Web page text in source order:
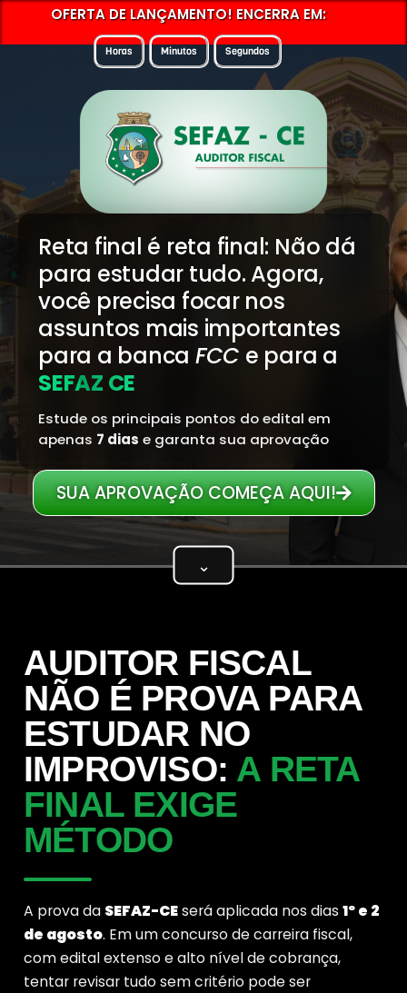
OFERTA DE LANÇAMENTO! ENCERRA EM:
Horas Minutos Segundos
Reta final é reta final: Não dá
para estudar tudo. Agora,
você precisa focar nos
assuntos mais importantes
para a banca FCC e para a
SEFAZ CE
Estude os principais pontos do edital em
apenas 7 dias e garanta sua aprovação
SUA APROVAÇÃO COMEÇA AQUI!
⌄
AUDITOR FISCAL
NÃO É PROVA PARA
ESTUDAR NO
IMPROVISO: A RETA
FINAL EXIGE
MÉTODO
A prova da SEFAZ-CEserá aplicada nos dias1º e 2
de agosto. Em um concurso de carreira fiscal,
com edital extenso e alto nível de cobrança,
tentar revisar tudo sem critério pode ser